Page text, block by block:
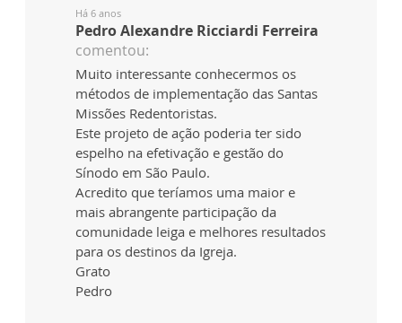
Há 6 anos
Pedro Alexandre Ricciardi Ferreira
comentou:
Muito interessante conhecermos os
métodos de implementação das Santas
Missões Redentoristas.
Este projeto de ação poderia ter sido
espelho na efetivação e gestão do
Sínodo em São Paulo.
Acredito que teríamos uma maior e
mais abrangente participação da
comunidade leiga e melhores resultados
para os destinos da Igreja.
Grato
Pedro